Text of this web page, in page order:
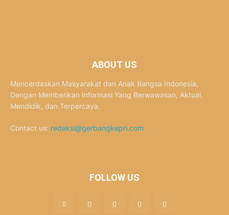
ABOUT US
Mencerdaskan Masyarakat dan Anak Bangsa Indonesia,
Dengan Memberikan Informasi Yang Berwawasan, Aktual,
Mendidik, dan Terpercaya.
Contact us: redaksi@gerbangkepri.com
FOLLOW US